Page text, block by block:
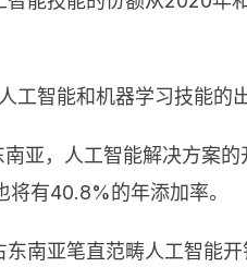
智能和机器学习技能的
亚，人工智能解决方案
有40.8%的年添加率。
南亚笔直范畴人工智能